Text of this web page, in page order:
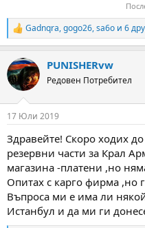
R
e
c
t
i
s
Gadnqra,gogo26,sa6o и 6
PUNISHERvw
Редовен Потребител
17 Юли 2019
Здравейте! Скоро ходих
резервни части за Крал
магазина -платени ,но
Опитах с карго фирма ,но
Въпроса ми е има ли
Истанбул и да ми ги